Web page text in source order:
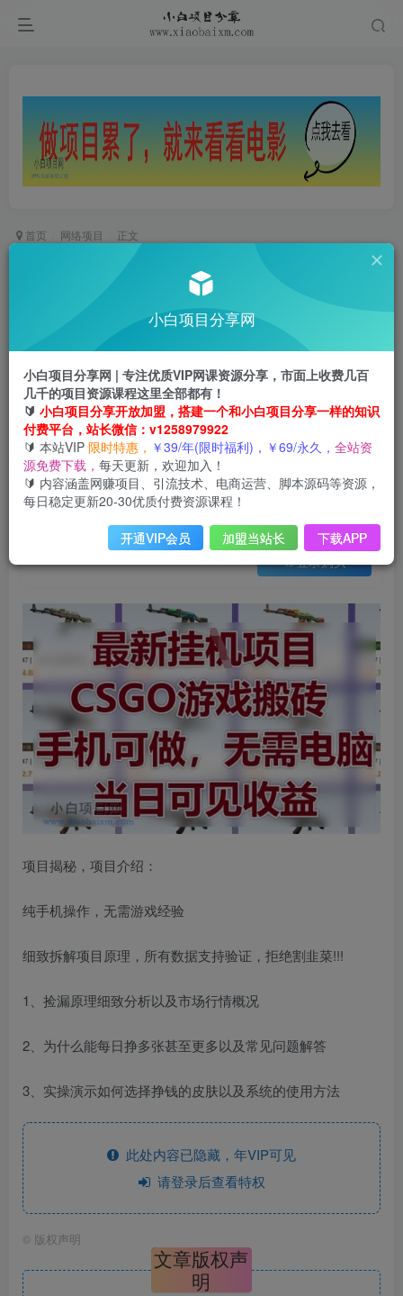
首页 网络项目 正文
最新挂G项目，CSGO游戏搬砖，手机可做，无需
电脑，当日见收益【揭秘】
1年前更新
关注
0 557 59
此内容为会员免费，请付费后查看
云币3 限时特惠
云币 99
年VIP免费 终身VIP会员免费
登录购买
会员免费 已售 34
项目揭秘，项目介绍：
纯手机操作，无需游戏经验
细致拆解项目原理，所有数据支持验证，拒绝割韭菜!!!
1、捡漏原理细致分析以及市场行情概况
2、为什么能每日挣多张甚至更多以及常见问题解答
3、实操演示如何选择挣钱的皮肤以及系统的使用方法
此处内容已隐藏，年VIP可见
请登录后查看特权
© 版权声明
文章版权声
明
小白项目分享网
小白项目分享网 | 专注优质VIP网课资源分享，市面上收费几百
几千的项目资源课程这里全部都有！
🔰 小白项目分享开放加盟，搭建一个和小白项目分享一样的知识
付费平台，站长微信：v1258979922
🔰 本站VIP 限时特惠， ￥39/年(限时福利)，￥69/永久， 全站资
源免费下载， 每天更新，欢迎加入！
🔰 内容涵盖网赚项目、引流技术、电商运营、脚本源码等资源，
每日稳定更新20-30优质付费资源课程！
开通VIP会员 加盟当站长 下载APP